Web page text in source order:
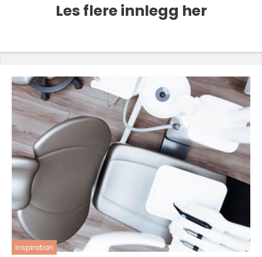
Les flere innlegg her
inspiration